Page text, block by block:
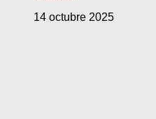
14 octubre 2025